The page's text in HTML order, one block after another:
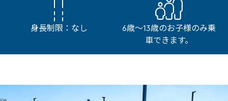
身長制限：なし
6歳～13歳のお子様のみ乗
車できます。